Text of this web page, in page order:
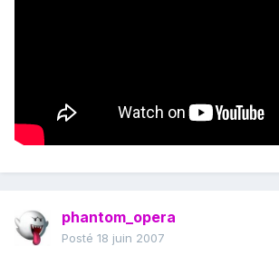
phantom_opera
Posté 18 juin 2007